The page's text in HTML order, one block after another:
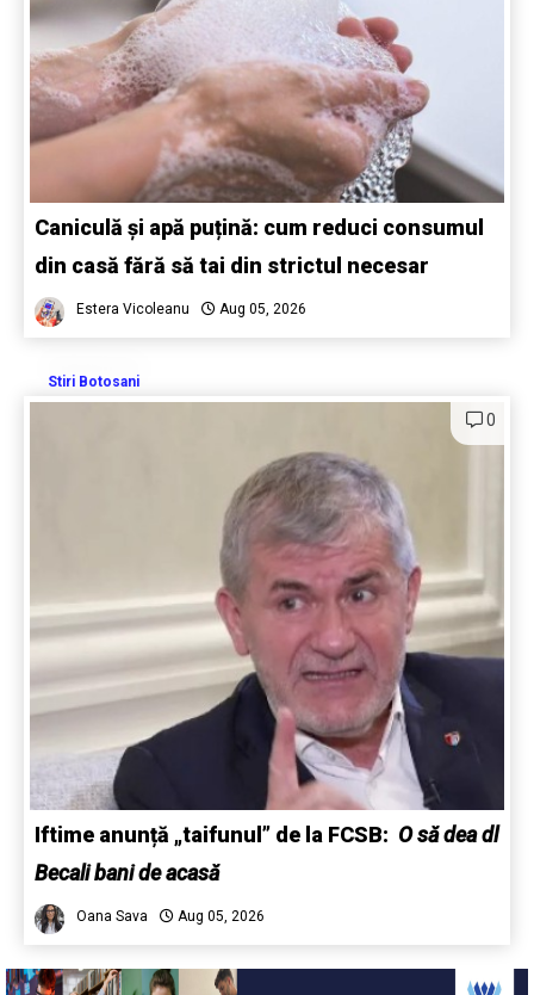
Caniculă și apă puțină: cum reduci consumul
din casă fără să tai din strictul necesar
Estera Vicoleanu Aug 05, 2026
Stiri Botosani
0
Iftime anunță „taifunul” de la FCSB: O să dea dl
Becali bani de acasă
Oana Sava Aug 05, 2026